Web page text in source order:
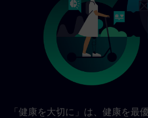
「健康を大切に」は、健康を最